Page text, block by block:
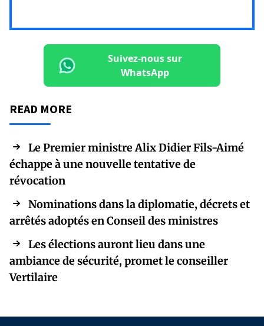
Suivez-nous sur
WhatsApp
READ MORE
Le Premier ministre Alix Didier Fils-Aimé
échappe à une nouvelle tentative de
révocation
Nominations dans la diplomatie, décrets et
arrêtés adoptés en Conseil des ministres
Les élections auront lieu dans une
ambiance de sécurité, promet le conseiller
Vertilaire